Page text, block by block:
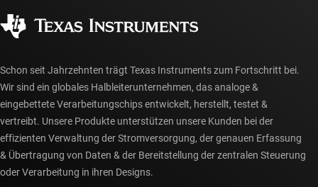
myTI-Konto FAQs
Schon seit Jahrzehnten trägt Texas Instruments zum Fortschritt bei.
Wir sind ein globales Halbleiterunternehmen, das analoge &
eingebettete Verarbeitungschips entwickelt, herstellt, testet &
vertreibt. Unsere Produkte unterstützen unsere Kunden bei der
effizienten Verwaltung der Stromversorgung, der genauen Erfassung
& Übertragung von Daten & der Bereitstellung der zentralen Steuerung
oder Verarbeitung in ihren Designs.